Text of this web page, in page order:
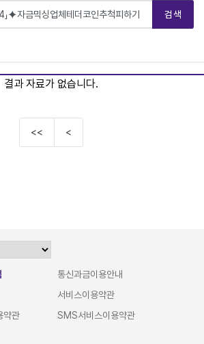
검색
결과 자료가 없습니다.
<< <
통신과금이용안내
서비스이용약관
약관
SMS서비스이용약관